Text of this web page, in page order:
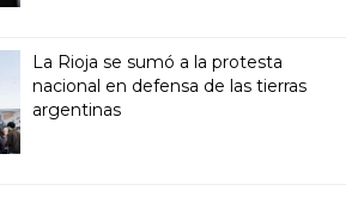
La Rioja se sumó a la protesta
nacional en defensa de las tierras
argentinas